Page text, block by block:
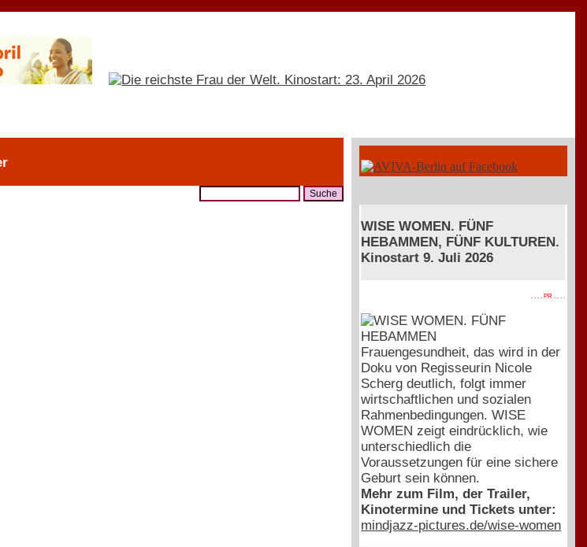
WISE WOMEN. FÜNF
HEBAMMEN, FÜNF KULTUREN.
Kinostart 9. Juli 2026
. . . . PR . . . .
Frauengesundheit, das wird in der
Doku von Regisseurin Nicole
Scherg deutlich, folgt immer
wirtschaftlichen und sozialen
Rahmenbedingungen. WISE
WOMEN zeigt eindrücklich, wie
unterschiedlich die
Voraussetzungen für eine sichere
Geburt sein können.
Mehr zum Film, der Trailer,
Kinotermine und Tickets unter:
mindjazz-pictures.de/wise-women